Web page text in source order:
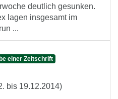
deutlich gesunken.
lagen insgesamt im
...
einer Zeitschrift
bis 19.12.2014)